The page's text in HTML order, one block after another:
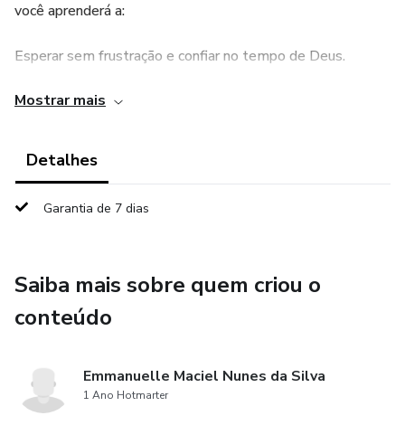
você aprenderá a:
Esperar sem frustração e confiar no tempo de Deus.
Lidar com as tentações e fortalecer a fé no
Restaurar a pureza e recomeçar com um compromisso
Este não é um livro sobre regras, mas uma verdadeira
jornada de transformação e crescimento. Se você quer um
casamento abençoado, "Quase Caímos... E Agora?" é para
você. Produzido e entregue por UICLAP.
Mostrar mais
Detalhes
Garantia de 7 dias
Saiba mais sobre quem criou o
conteúdo
Emmanuelle Maciel Nunes da Silva
1 Ano Hotmarter